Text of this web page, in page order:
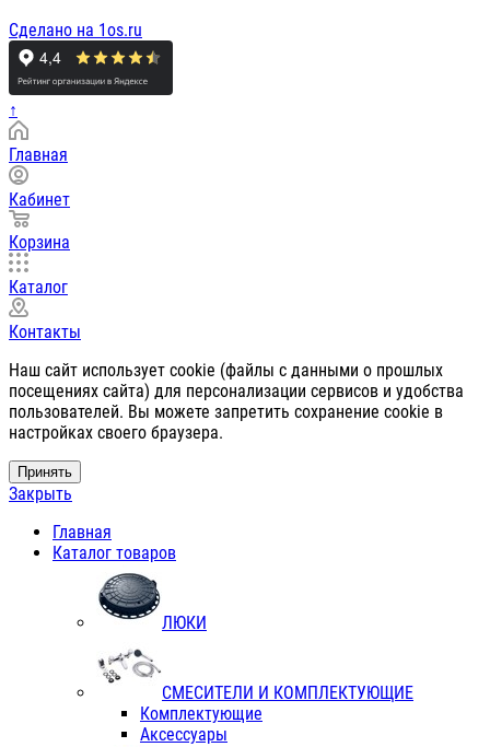
Сделано на 1os.ru
↑
Главная
Кабинет
Корзина
Каталог
Контакты
Наш сайт использует cookie (файлы с данными о прошлых
посещениях сайта) для персонализации сервисов и удобства
пользователей. Вы можете запретить сохранение cookie в
настройках своего браузера.
Принять
Закрыть
Главная
Каталог товаров
ЛЮКИ
СМЕСИТЕЛИ И КОМПЛЕКТУЮЩИЕ
Комплектующие
Аксессуары